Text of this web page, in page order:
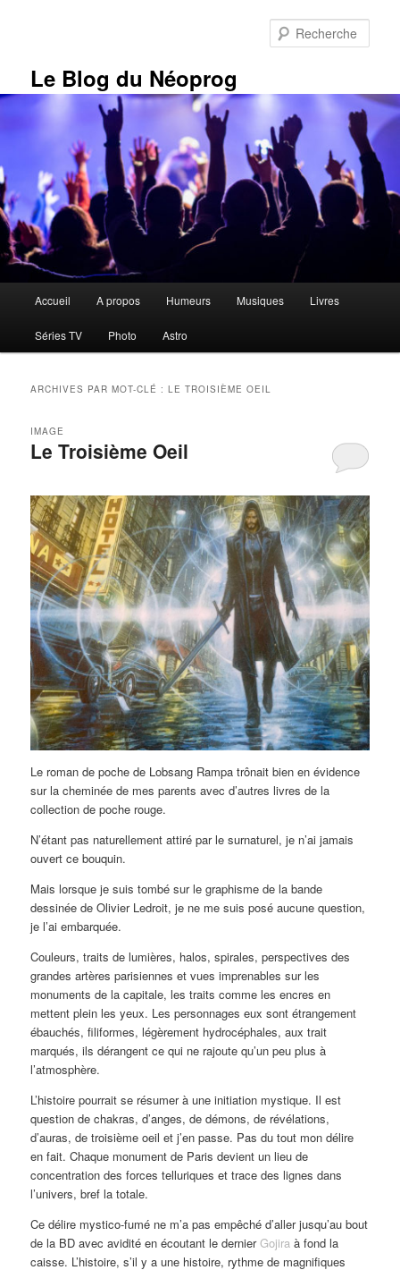
Le Blog du Néoprog
Accueil A propos Humeurs Musiques Livres
Séries TV Photo Astro
ARCHIVES PAR MOT-CLÉ :LE TROISIÈME OEIL
Le Troisième Oeil
IMAGE
Le roman de poche de Lobsang Rampa trônait bien en évidence
sur la cheminée de mes parents avec d’autres livres de la
collection de poche rouge.
N’étant pas naturellement attiré par le surnaturel, je n’ai jamais
ouvert ce bouquin.
Mais lorsque je suis tombé sur le graphisme de la bande
dessinée de Olivier Ledroit, je ne me suis posé aucune question,
je l’ai embarquée.
Couleurs, traits de lumières, halos, spirales, perspectives des
grandes artères parisiennes et vues imprenables sur les
monuments de la capitale, les traits comme les encres en
mettent plein les yeux. Les personnages eux sont étrangement
ébauchés, filiformes, légèrement hydrocéphales, aux trait
marqués, ils dérangent ce qui ne rajoute qu’un peu plus à
l’atmosphère.
L’histoire pourrait se résumer à une initiation mystique. Il est
question de chakras, d’anges, de démons, de révélations,
d’auras, de troisième oeil et j’en passe. Pas du tout mon délire
en fait. Chaque monument de Paris devient un lieu de
concentration des forces telluriques et trace des lignes dans
l’univers, bref la totale.
Ce délire mystico-fumé ne m’a pas empêché d’aller jusqu’au bout
de la BD avec avidité en écoutant le dernierGojira à fond la
caisse. L’histoire, s’il y a une histoire, rythme de magnifiques